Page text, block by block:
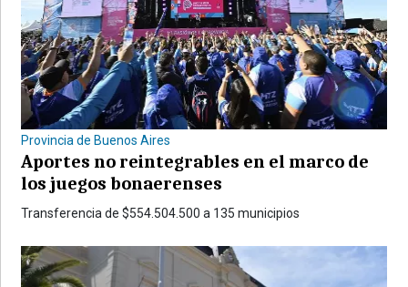
Provincia de Buenos Aires
Aportes no reintegrables en el marco de
los juegos bonaerenses
Transferencia de $554.504.500 a 135 municipios